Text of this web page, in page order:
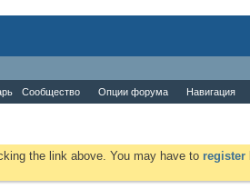
Сообщество Опции форума Навигация
the link above. You may have to register